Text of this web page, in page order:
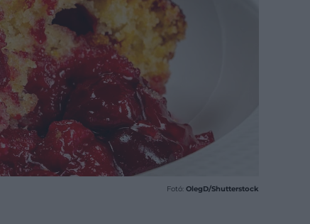
Fotó: OlegD/Shutterstock